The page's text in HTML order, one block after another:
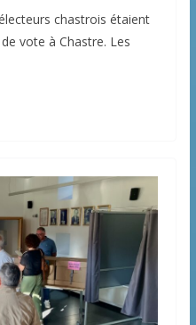
chastrois étaient
vote à Chastre. Les